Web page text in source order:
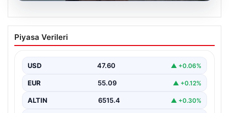
05.08.2026
Türk sinemasında farklı bir imza: Ceylan
Özgün Özçelik’in en iyi filmleri
Piyasa Verileri
USD 47.60 ▲ +0.06%
EUR 55.09 ▲ +0.12%
ALTIN 6515.4 ▲ +0.30%